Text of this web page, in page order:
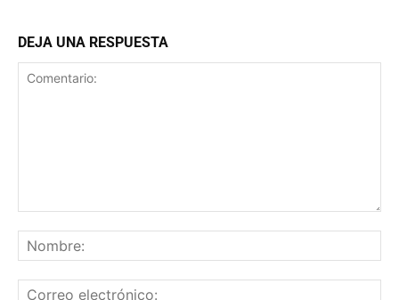
DEJA UNA RESPUESTA